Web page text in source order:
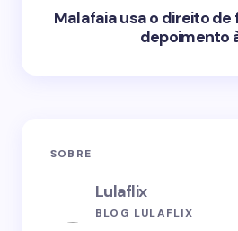
Malafaia usa o direito
depoimento
SOBRE
Lulaflix
BLOG LULAFLIX